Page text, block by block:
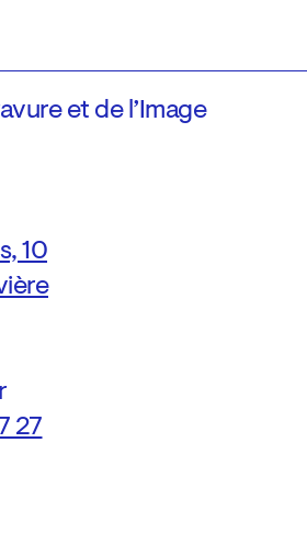
et de l’Image
10
27